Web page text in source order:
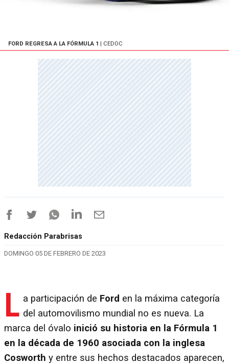
FORD REGRESA A LA FÓRMULA 1 | CEDOC
Redacción Parabrisas
DOMINGO 05 DE FEBRERO DE 2023
L a participación de Ford en la máxima categoría
del automovilismo mundial no es nueva. La
marca del óvalo inició su historia en la Fórmula 1
en la década de 1960 asociada con la inglesa
Cosworth y entre sus hechos destacados aparecen,